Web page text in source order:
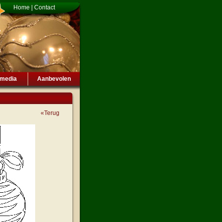
Home Contact
Aanbevolen
«Terug